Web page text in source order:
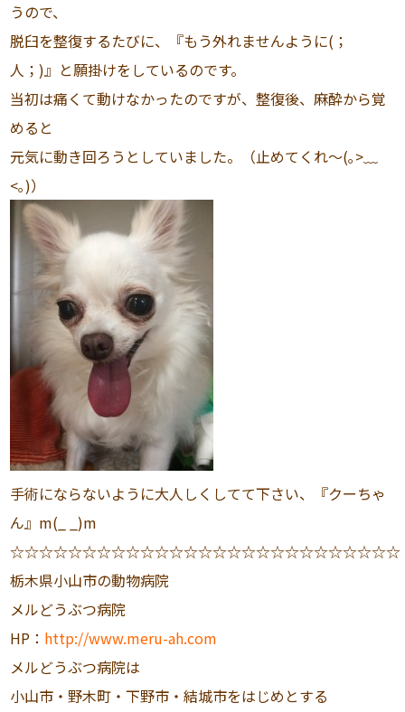
うので、
脱臼を整復するたびに、『もう外れませんように(；
人；)』と願掛けをしているのです。
当初は痛くて動けなかったのですが、整復後、麻酔から覚
めると
元気に動き回ろうとしていました。（止めてくれ〜(｡>﹏
<｡)）
手術にならないように大人しくしてて下さい、『クーちゃ
ん』m(_ _)m
☆☆☆☆☆☆☆☆☆☆☆☆☆☆☆☆☆☆☆☆☆☆☆☆☆☆☆
栃木県小山市の動物病院
メルどうぶつ病院
HP： http://www.meru-ah.com
メルどうぶつ病院は
小山市・野木町・下野市・結城市をはじめとする